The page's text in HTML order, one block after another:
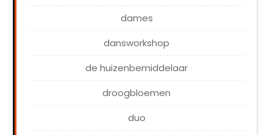
dames
dansworkshop
de huizenbemiddelaar
droogbloemen
duo